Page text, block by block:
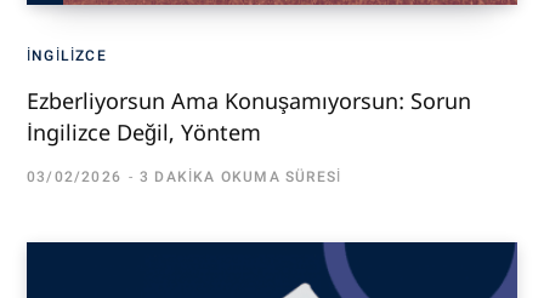
İNGILIZCE
Ezberliyorsun Ama Konuşamıyorsun: Sorun
İngilizce Değil, Yöntem
03/02/2026 3 DAKIKA OKUMA SÜRESI